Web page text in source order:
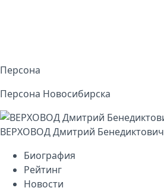
Персона
Персона Новосибирска
ВЕРХОВОД Дмитрий Бенедиктович
Биография
Рейтинг
Новости